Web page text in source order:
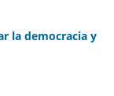
la democracia y